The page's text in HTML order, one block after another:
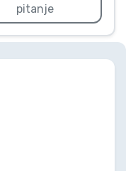
pitanje